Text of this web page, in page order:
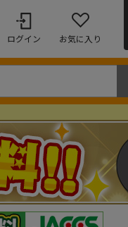
ログイン お気に入り